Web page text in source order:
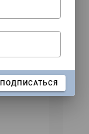
ПОДПИСАТЬСЯ